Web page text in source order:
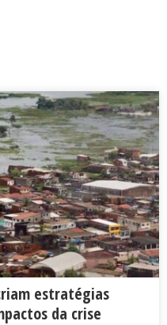
estratégias
da crise